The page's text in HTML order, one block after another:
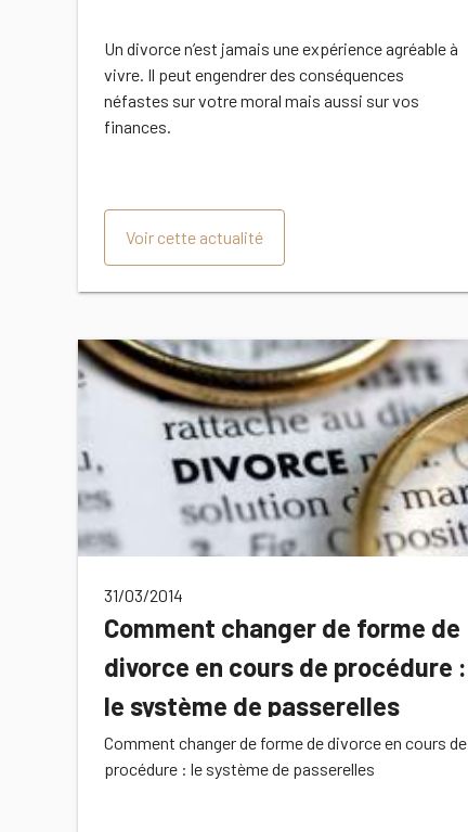
Un divorce n’est jamais une expérience agréable à
vivre. Il peut engendrer des conséquences
néfastes sur votre moral mais aussi sur vos
finances.
Voir cette actualité
31/03/2014
Comment changer de forme de
divorce en cours de procédure :
le système de passerelles
Comment changer de forme de divorce en cours de
procédure : le système de passerelles